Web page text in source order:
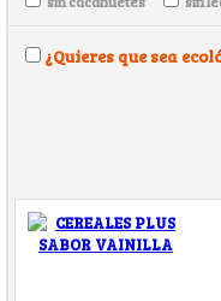
¿Quieres que sea